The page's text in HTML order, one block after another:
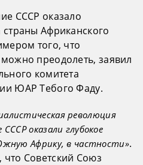
СССР оказало
Африканского
того, что
преодолеть, заявил
комитета
ЮАР Тебого Фаду.
революция
оказали глубокое
Африку, в частности».
что Советский Союз